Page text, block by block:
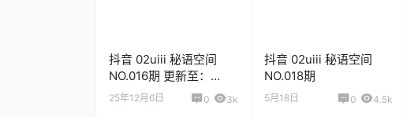
抖音 02uiii 秘语空间
NO.016期 更新至：
2025.12.06
25年12月6日 0 3k
抖音 02uiii 秘语空间
NO.018期
5月18日 0 4.5k